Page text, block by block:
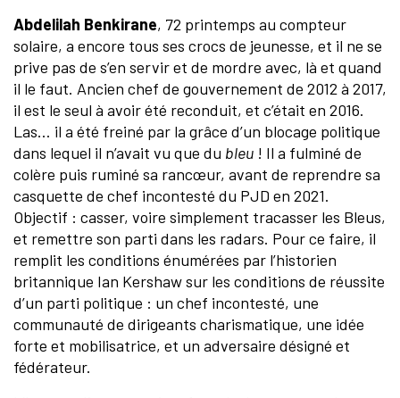
Abdelilah Benkirane, 72 printemps au compteur
solaire, a encore tous ses crocs de jeunesse, et il ne se
prive pas de s’en servir et de mordre avec, là et quand
il le faut. Ancien chef de gouvernement de 2012 à 2017,
il est le seul à avoir été reconduit, et c’était en 2016.
Las… il a été freiné par la grâce d’un blocage politique
dans lequel il n’avait vu que du bleu ! Il a fulminé de
colère puis ruminé sa rancœur, avant de reprendre sa
casquette de chef incontesté du PJD en 2021.
Objectif : casser, voire simplement tracasser les Bleus,
et remettre son parti dans les radars. Pour ce faire, il
remplit les conditions énumérées par l’historien
britannique Ian Kershaw sur les conditions de réussite
d’un parti politique : un chef incontesté, une
communauté de dirigeants charismatique, une idée
forte et mobilisatrice, et un adversaire désigné et
fédérateur.